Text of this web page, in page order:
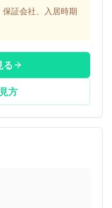
証会社、入居時期
る
方